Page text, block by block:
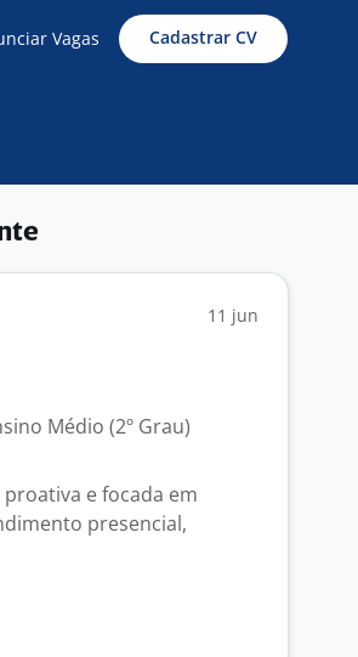
Vagas Cadastrar CV
11 jun
Médio (2º Grau)
e focada em
presencial,